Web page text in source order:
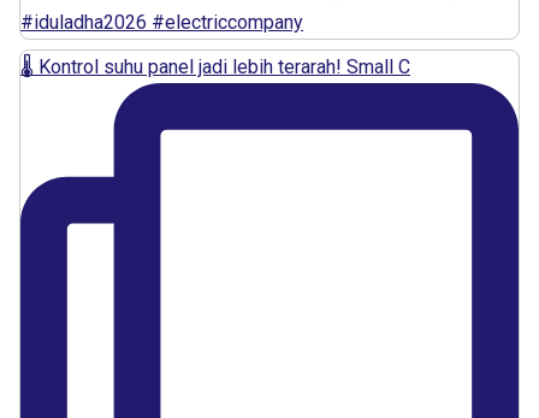
🌡️ Kontrol suhu panel jadi lebih terarah! Small C